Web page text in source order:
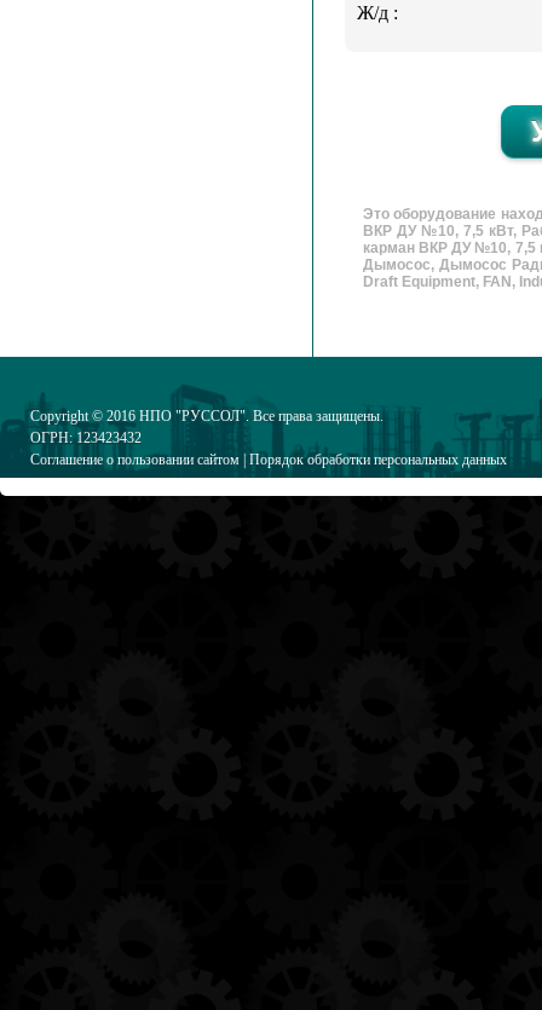
Ж/д :
Это оборудование
ВКР ДУ №10, 7,5 кВт,
карман ВКР ДУ №10, 7,5
Дымосос, Дымосос
Draft Equipment, FAN,
Copyright © 2016 НПО "РУССОЛ". Все права защищены.
ОГРН: 123423432
Соглашение о пользовании сайтом Порядок обработки персональных данных